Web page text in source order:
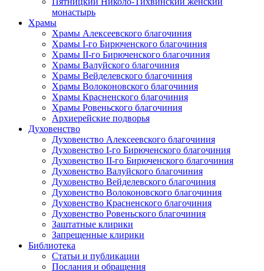
монастырь
Храмы
Храмы Алексеевского благочиния
Храмы I-го Бирюченского благочиния
Храмы II-го Бирюченского благочиния
Храмы Валуйского благочиния
Храмы Вейделевского благочиния
Храмы Волоконовского благочиния
Храмы Красненского благочиния
Храмы Ровеньского благочиния
Архиерейские подворья
Духовенство
Духовенство Алексеевского благочиния
Духовенство I-го Бирюченского благочиния
Духовенство II-го Бирюченского благочиния
Духовенство Валуйского благочиния
Духовенство Вейделевского благочиния
Духовенство Волоконовского благочиния
Духовенство Красненского благочиния
Духовенство Ровеньского благочиния
Заштатные клирики
Запрещенные клирики
Библиотека
Статьи и публикации
Послания и обращения